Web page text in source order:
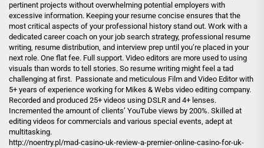
pertinent projects without overwhelming potential employers with
excessive information. Keeping your resume concise ensures that the
most critical aspects of your professional history stand out. Work with a
dedicated career coach on your job search strategy, professional resume
writing, resume distribution, and interview prep until you’re placed in your
next role. One flat fee. Full support. Video editors are more used to using
visuals than words to tell stories. So resume writing might feel a tad
challenging at first. Passionate and meticulous Film and Video Editor with
5+ years of experience working for Mikes & Webs video editing company.
Recorded and produced 25+ videos using DSLR and 4+ lenses.
Incremented the amount of clients’ YouTube views by 200%. Skilled at
editing videos for commercials and various special events, adept at
multitasking.
http://noentry.pl/mad-casino-uk-review-a-premier-online-casino-for-uk-